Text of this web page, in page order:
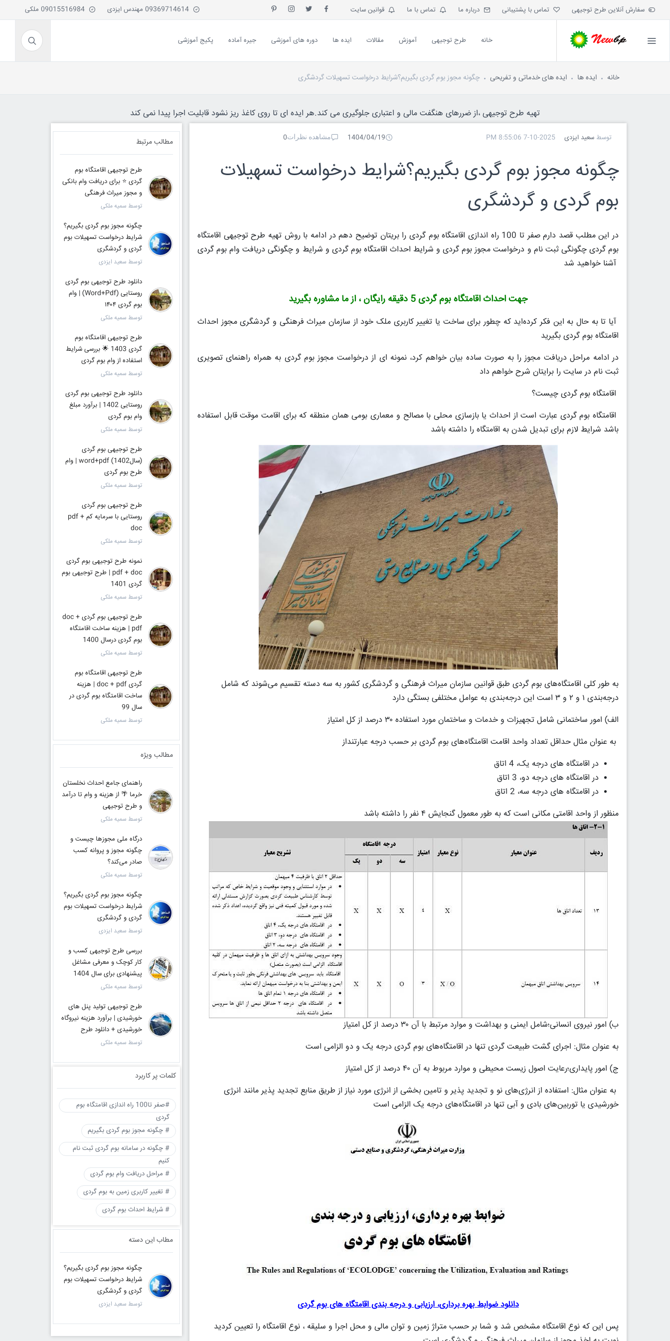
سفارش آنلاین طرح توجیهی تماس با پشتیبانی درباره ما تماس با ما قوانین سایت
خانه طرح توجیهی آموزش مقالات ایده ها دوره های آموزشی جیره آماده پکیج آموزشی
خانه ایده ها ایده های خدماتی و تفریحی چگونه مجوز بوم گردی بگیریم؟شرایط درخواست تسهیلات گردشگری
تهیه طرح توجیهی ،از ضررهای هنگفت مالی و اعتباری جلوگیری می کند.هر ایده ای تا روی کاغذ ریز نشود قابلیت اجرا پیدا نمی کند
توسط سعید ایزدی 7-10-2025 8:55:06 PM
1404/04/19 مشاهده نظرات0
چگونه مجوز بوم گردی بگیریم؟شرایط درخواست تسهیلات
بوم گردی و گردشگری
در این مطلب قصد دارم صفر تا 100 راه اندازی اقامتگاه بوم گردی را بریتان توضیح دهم در ادامه با روش تهیه طرح توجیهی اقامتگاه
بوم گردی چگونگی ثبت نام و درخواست مجوز بوم گردی و شرایط احداث اقامتگاه بوم گردی و شرایط و چگونگی دریافت وام بوم گردی
آشنا خواهید شد
جهت احداث اقامتگاه بوم گردی 5 دقیقه رایگان ، از ما مشاوره بگیرید
آیا تا به حال به این فکر کرده‌اید که چطور برای ساخت یا تغییر کاربری ملک خود از سازمان میراث فرهنگی و گردشگری مجوز احداث
اقامتگاه بوم گردی بگیرید
در ادامه مراحل دریافت مجوز را به صورت ساده بیان خواهم کرد، نمونه ای از درخواست مجوز بوم گردی به همراه راهنمای تصویری
ثبت نام در سایت را برایتان شرح خواهم داد
اقامتگاه بوم گردی چیست؟
اقامتگاه بوم گردی عبارت است از احداث یا بازسازی محلی با مصالح و معماری بومی همان منطقه که برای اقامت موقت قابل استفاده
باشد شرایط لازم برای تبدیل شدن به اقامتگاه را داشته باشد
به طور کلی اقامتگاه‌های بوم گردی طبق قوانین سازمان میراث فرهنگی و گردشگری کشور به سه دسته تقسیم می‌شوند که شامل
درجه‌بندی ۱ و ۲ و ۳ است این درجه‌بندی به عوامل مختلفی بستگی دارد
الف) امور ساختمانی شامل تجهیزات و خدمات و ساختمان مورد استفاده ۳۰ درصد از کل امتیاز
به عنوان مثال حداقل تعداد واحد اقامت اقامتگاه‌های بوم گردی بر حسب درجه عبارتنداز
در اقامتگاه های درجه یک، 4 اتاق
در اقامتگاه های درجه دو، 3 اتاق
در اقامتگاه های درجه سه، 2 اتاق
منظور از واحد اقامتی مکانی است که به طور معمول گنجایش ۴ نفر را داشته باشد
ب) امور نیروی انسانی؛شامل ایمنی و بهداشت و موارد مرتبط با آن ۳۰ درصد از کل امتیاز
به عنوان مثال: اجرای گشت طبیعت گردی تنها در اقامتگاه‌های بوم گردی درجه یک و دو الزامی است
ج) امور پایداری؛رعایت اصول زیست محیطی و موارد مربوط به آن ۴۰ درصد از کل امتیاز
به عنوان مثال: استفاده از انرژی‌های نو و تجدید پذیر و تامین بخشی از انرژی مورد نیاز از طریق منابع تجدید پذیر مانند انرژی
خورشیدی یا توربین‌های بادی و آبی تنها در اقامتگاه‌های درجه یک الزامی است
دانلود ضوابط بهره برداری، ارزیابی و درجه بندی اقامتگاه های بوم گردی
پس این که نوع اقامتگاه مشخص شد و شما بر حسب متراژ زمین و توان مالی و محل اجرا و سلیقه ، نوع اقامتگاه را تعیین کردید
مطالب مرتبط
طرح توجیهی اقامتگاه بوم
گردی ⭐ برای دریافت وام بانکی
و مجوز میراث فرهنگی
توسط سمیه ملکی
چگونه مجوز بوم گردی بگیریم؟
شرایط درخواست تسهیلات بوم
گردی و گردشگری
توسط سعید ایزدی
دانلود طرح توجیهی بوم گردی
روستایی (Word+Pdf) | وام
بوم گردی ۱۴۰۴
توسط سمیه ملکی
طرح توجیهی اقامتگاه بوم
گردی 1403 🌟 بررسی شرایط
استفاده از وام بوم گردی
توسط سمیه ملکی
دانلود طرح توجیهی بوم گردی
روستایی 1402 | برآورد مبلغ
وام بوم گردی
توسط سمیه ملکی
طرح توجیهی بوم گردی
(سال1402) word+pdf | وام
طرح بوم گردی
توسط سمیه ملکی
طرح توجیهی بوم گردی
روستایی با سرمایه کم pdf +
doc
توسط سمیه ملکی
نمونه طرح توجیهی بوم گردی
pdf + doc | طرح توجیهی بوم
گردی 1401
توسط سمیه ملکی
طرح توجیهی بوم گردی doc +
pdf | هزینه ساخت اقامتگاه
بوم گردی درسال 1400
توسط سمیه ملکی
طرح توجیهی اقامتگاه بوم
گردی doc + pdf | هزینه
ساخت اقامتگاه بوم گردی در
سال 99
توسط سمیه ملکی
مطالب ویژه
راهنمای جامع احداث نخلستان
خرما 🌴 از هزینه و وام تا درآمد
و طرح توجیهی
توسط سمیه ملکی
درگاه ملی مجوزها چیست و
چگونه مجوز و پروانه کسب
صادر می‌کند؟
توسط سمیه ملکی
چگونه مجوز بوم گردی بگیریم؟
شرایط درخواست تسهیلات بوم
گردی و گردشگری
توسط سعید ایزدی
بررسی طرح توجیهی کسب و
کار کوچک و معرفی مشاغل
پیشنهادی برای سال 1404
توسط سمیه ملکی
طرح توجیهی تولید پنل های
خورشیدی | برآورد هزینه نیروگاه
خورشیدی + دانلود طرح
توسط سمیه ملکی
کلمات پر کاربرد
#صفر تا100 راه اندازی اقامتگاه بوم
گردی
# چگونه مجوز بوم گردی بگیریم
# چگونه در سامانه بوم گردی ثبت نام
کنیم
# مراحل دریافت وام بوم گردی
# تغییر کاربری زمین به بوم گردی
# شرایط احداث بوم گردی
مطاب این دسته
چگونه مجوز بوم گردی بگیریم؟
شرایط درخواست تسهیلات بوم
گردی و گردشگری
توسط سعید ایزدی